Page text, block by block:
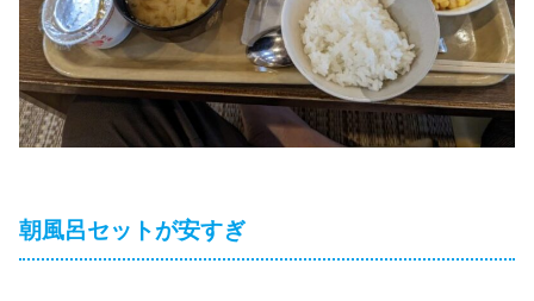
朝風呂セットが安すぎ